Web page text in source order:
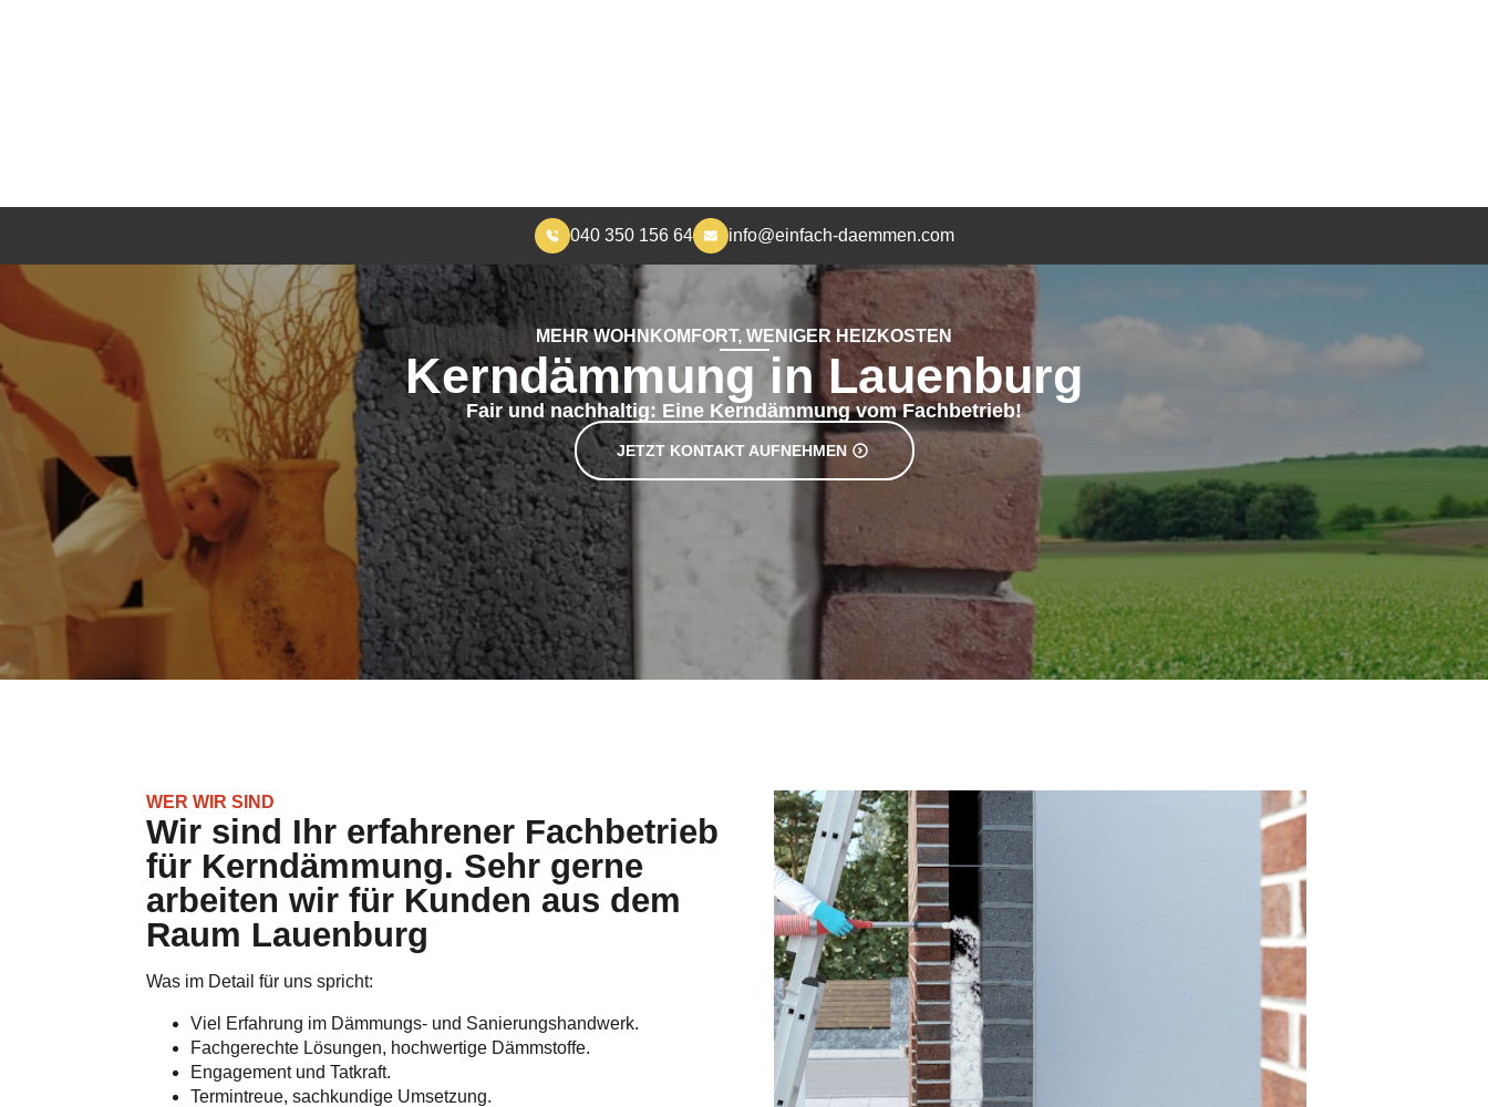
MEHR WOHNKOMFORT, WENIGER HEIZKOSTEN
Kerndämmung in Lauenburg
Fair und nachhaltig: Eine Kerndämmung vom Fachbetrieb!
JETZT KONTAKT AUFNEHMEN
WER WIR SIND
Wir sind Ihr erfahrener Fachbetrieb
für Kerndämmung. Sehr gerne
arbeiten wir für Kunden aus dem
Raum Lauenburg
Was im Detail für uns spricht:
Viel Erfahrung im Dämmungs- und Sanierungshandwerk.
Fachgerechte Lösungen, hochwertige Dämmstoffe.
Engagement und Tatkraft.
Termintreue, sachkundige Umsetzung.